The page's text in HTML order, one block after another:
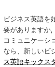
ビジネス英語を
要がありますか,
コミュニケーシ
なら、新しいビ
ス英語キックス